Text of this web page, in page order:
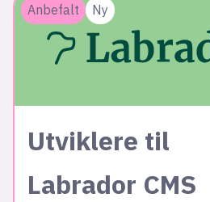
Anbefalt Ny
Utviklere til
Labrador CMS